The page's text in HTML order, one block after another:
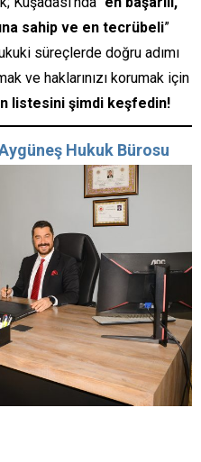
sahip ve en tecrübeli”
süreçlerde doğru adımı
ve haklarınızı korumak için
listesini şimdi keşfedin!
Hukuk Bürosu